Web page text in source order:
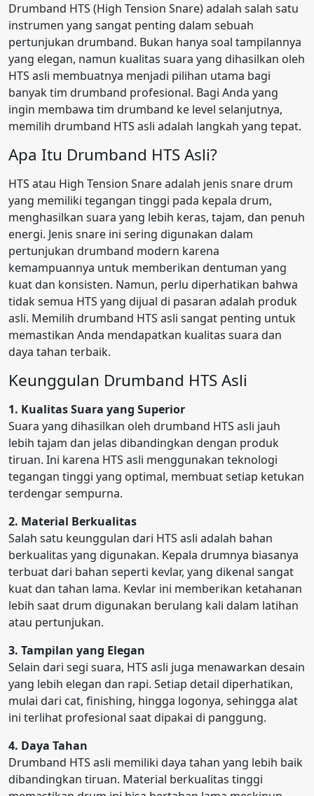
Drumband HTS (High Tension Snare) adalah salah satu
instrumen yang sangat penting dalam sebuah
pertunjukan drumband. Bukan hanya soal tampilannya
yang elegan, namun kualitas suara yang dihasilkan oleh
HTS asli membuatnya menjadi pilihan utama bagi
banyak tim drumband profesional. Bagi Anda yang
ingin membawa tim drumband ke level selanjutnya,
memilih drumband HTS asli adalah langkah yang tepat.
Apa Itu Drumband HTS Asli?
HTS atau High Tension Snare adalah jenis snare drum
yang memiliki tegangan tinggi pada kepala drum,
menghasilkan suara yang lebih keras, tajam, dan penuh
energi. Jenis snare ini sering digunakan dalam
pertunjukan drumband modern karena
kemampuannya untuk memberikan dentuman yang
kuat dan konsisten. Namun, perlu diperhatikan bahwa
tidak semua HTS yang dijual di pasaran adalah produk
asli. Memilih drumband HTS asli sangat penting untuk
memastikan Anda mendapatkan kualitas suara dan
daya tahan terbaik.
Keunggulan Drumband HTS Asli
1. Kualitas Suara yang Superior
Suara yang dihasilkan oleh drumband HTS asli jauh
lebih tajam dan jelas dibandingkan dengan produk
tiruan. Ini karena HTS asli menggunakan teknologi
tegangan tinggi yang optimal, membuat setiap ketukan
terdengar sempurna.
2. Material Berkualitas
Salah satu keunggulan dari HTS asli adalah bahan
berkualitas yang digunakan. Kepala drumnya biasanya
terbuat dari bahan seperti kevlar, yang dikenal sangat
kuat dan tahan lama. Kevlar ini memberikan ketahanan
lebih saat drum digunakan berulang kali dalam latihan
atau pertunjukan.
3. Tampilan yang Elegan
Selain dari segi suara, HTS asli juga menawarkan desain
yang lebih elegan dan rapi. Setiap detail diperhatikan,
mulai dari cat, finishing, hingga logonya, sehingga alat
ini terlihat profesional saat dipakai di panggung.
4. Daya Tahan
Drumband HTS asli memiliki daya tahan yang lebih baik
dibandingkan tiruan. Material berkualitas tinggi